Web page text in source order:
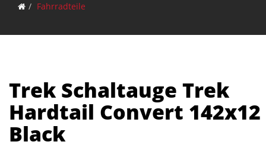
Fahrradteile
Trek Schaltauge Trek
Hardtail Convert 142x12
Black